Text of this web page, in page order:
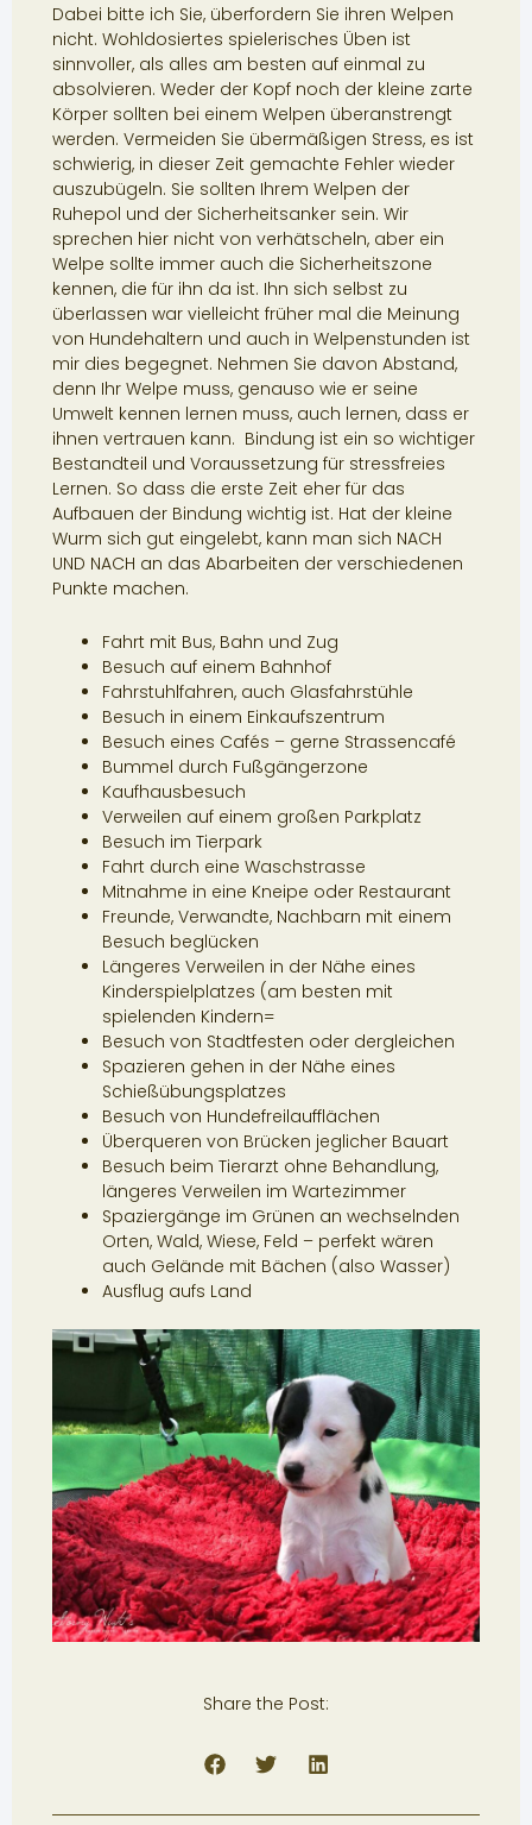
Dabei bitte ich Sie, überfordern Sie ihren Welpen
nicht. Wohldosiertes spielerisches Üben ist
sinnvoller, als alles am besten auf einmal zu
absolvieren. Weder der Kopf noch der kleine zarte
Körper sollten bei einem Welpen überanstrengt
werden. Vermeiden Sie übermäßigen Stress, es ist
schwierig, in dieser Zeit gemachte Fehler wieder
auszubügeln. Sie sollten Ihrem Welpen der
Ruhepol und der Sicherheitsanker sein. Wir
sprechen hier nicht von verhätscheln, aber ein
Welpe sollte immer auch die Sicherheitszone
kennen, die für ihn da ist. Ihn sich selbst zu
überlassen war vielleicht früher mal die Meinung
von Hundehaltern und auch in Welpenstunden ist
mir dies begegnet. Nehmen Sie davon Abstand,
denn Ihr Welpe muss, genauso wie er seine
Umwelt kennen lernen muss, auch lernen, dass er
ihnen vertrauen kann. Bindung ist ein so wichtiger
Bestandteil und Voraussetzung für stressfreies
Lernen. So dass die erste Zeit eher für das
Aufbauen der Bindung wichtig ist. Hat der kleine
Wurm sich gut eingelebt, kann man sich NACH
UND NACH an das Abarbeiten der verschiedenen
Punkte machen.
Fahrt mit Bus, Bahn und Zug
Besuch auf einem Bahnhof
Fahrstuhlfahren, auch Glasfahrstühle
Besuch in einem Einkaufszentrum
Besuch eines Cafés – gerne Strassencafé
Bummel durch Fußgängerzone
Kaufhausbesuch
Verweilen auf einem großen Parkplatz
Besuch im Tierpark
Fahrt durch eine Waschstrasse
Mitnahme in eine Kneipe oder Restaurant
Freunde, Verwandte, Nachbarn mit einem
Besuch beglücken
Längeres Verweilen in der Nähe eines
Kinderspielplatzes (am besten mit
spielenden Kindern=
Besuch von Stadtfesten oder dergleichen
Spazieren gehen in der Nähe eines
Schießübungsplatzes
Besuch von Hundefreilaufflächen
Überqueren von Brücken jeglicher Bauart
Besuch beim Tierarzt ohne Behandlung,
längeres Verweilen im Wartezimmer
Spaziergänge im Grünen an wechselnden
Orten, Wald, Wiese, Feld – perfekt wären
auch Gelände mit Bächen (also Wasser)
Ausflug aufs Land
Share the Post: